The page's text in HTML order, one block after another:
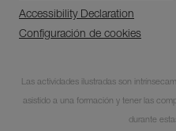
Accessibility Declaration
Configuración de cookies
Las actividades ilustradas son
asistido a una formación y tener las
durante